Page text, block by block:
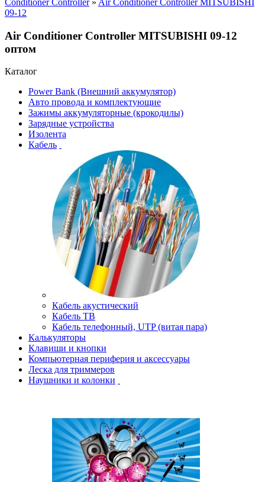
Conditioner Controller» Air Conditioner Controller MITSUBISHI
09-12
Air Conditioner Controller MITSUBISHI 09-12
оптом
Каталог
Power Bank (Внешний аккумулятор)
Авто провода и комплектующие
Зажимы аккумуляторные (крокодилы)
Зарядные устройства
Изолента
Кабель
Кабель акустический
Кабель ТВ
Кабель телефонный, UTP (витая пара)
Калькуляторы
Клавиши и кнопки
Компьютерная периферия и аксессуары
Леска для триммеров
Наушники и колонки